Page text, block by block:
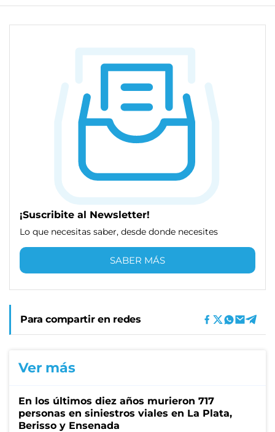
¡Suscribite al Newsletter!
Lo que necesitas saber, desde donde necesites
SABER MÁS
Para compartir en redes
Ver más
En los últimos diez años murieron 717
personas en siniestros viales en La Plata,
Berisso y Ensenada